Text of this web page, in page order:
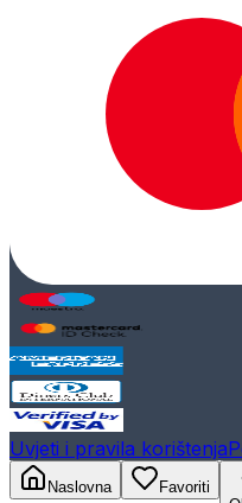
Uvjeti i pravila korištenja
Naslovna
Favoriti